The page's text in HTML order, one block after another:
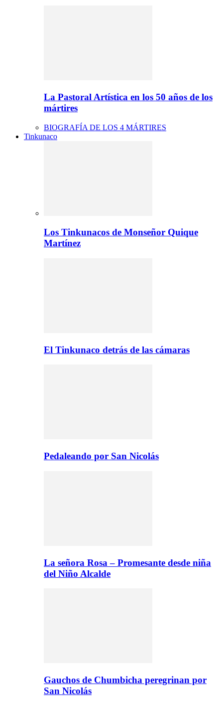
La Pastoral Artística en los 50 años de los
mártires
BIOGRAFÍA DE LOS 4 MÁRTIRES
Tinkunaco
Los Tinkunacos de Monseñor Quique
Martínez
El Tinkunaco detrás de las cámaras
Pedaleando por San Nicolás
La señora Rosa – Promesante desde niña
del Niño Alcalde
Gauchos de Chumbicha peregrinan por
San Nicolás